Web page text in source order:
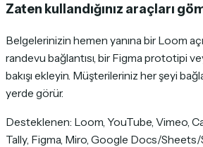
Zaten kullandığınız araçları
Belgelerinizin hemen yanına bir Loom
randevu bağlantısı, bir Figma prototipi
bakışı ekleyin. Müşterileriniz her şeyi
yerde görür.
Desteklenen: Loom, YouTube, Vimeo,
Tally, Figma, Miro, Google Docs/Sheets/